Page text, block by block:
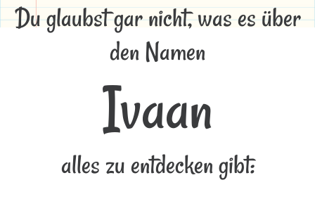
Du glaubst gar nicht, was es über
den Namen
Ivaan
alles zu entdecken gibt: